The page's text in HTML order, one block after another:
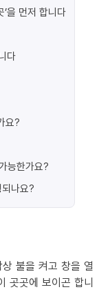
’을 먼저 합니다
다
요?
능한가요?
나요?
불을 켜고 창을 열
곳곳에 보이곤 합니